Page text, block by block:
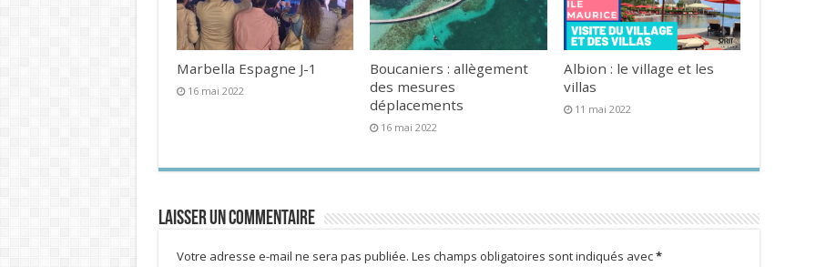
Marbella Espagne J-1
16 mai 2022
Boucaniers : allègement
des mesures
déplacements
16 mai 2022
Albion : le village et les
villas
11 mai 2022
Laisser un commentaire
Votre adresse e-mail ne sera pas publiée. Les champs obligatoires sont indiqués avec*